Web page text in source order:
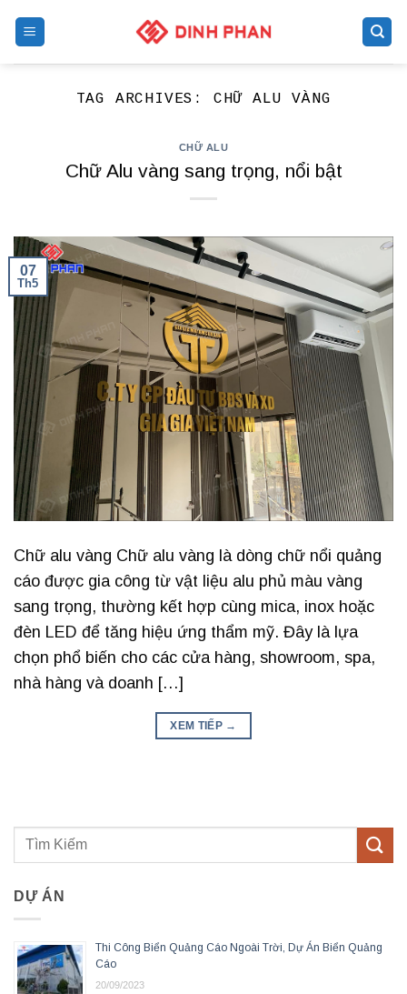
TAG ARCHIVES: CHỮ ALU VÀNG
CHỮ ALU
Chữ Alu vàng sang trọng, nổi bật
07
Th5
Chữ alu vàng Chữ alu vàng là dòng chữ nổi quảng
cáo được gia công từ vật liệu alu phủ màu vàng
sang trọng, thường kết hợp cùng mica, inox hoặc
đèn LED để tăng hiệu ứng thẩm mỹ. Đây là lựa
chọn phổ biến cho các cửa hàng, showroom, spa,
nhà hàng và doanh […]
XEM TIẾP →
DỰ ÁN
Thi Công Biển Quảng Cáo Ngoài Trời, Dự Án Biển Quảng
Cáo
20/09/2023